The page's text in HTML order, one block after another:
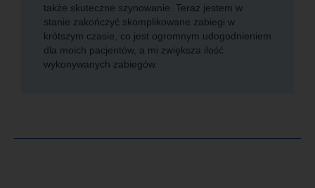
także skuteczne szynowanie. Teraz jestem w
stanie zakończyć skomplikowane zabiegi w
krótszym czasie, co jest ogromnym udogodnieniem
dla moich pacjentów, a mi zwiększa ilość
wykonywanych zabiegów.